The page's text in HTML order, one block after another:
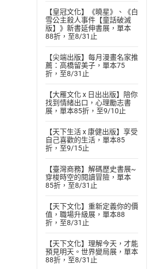
【皇冠文化】《曉星》、《白
雪公主殺人事件【童話破滅
版】》新書延伸書展，單本
88折，至8/31止
【尖端出版】每月漫畫名家推
薦：高橋留美子，單本75
折，至8/31止
【大雁文化 x 日出出版】陪你
找到情緒出口，心理勵志書
展，單本85折，至9/10止
【天下生活 x 康健出版】享受
自己喜歡的生活，單本85
折，至9/15止
【臺灣商務】解碼歷史書展~
穿梭時空的閱讀冒險，單本
85折，至8/31止
【天下文化】重新定義你的價
值，職場升級展，單本88
折，至8/31止
【天下文化】理解今天，才能
預見明天。世界變局展，單本
88折，至8/31止